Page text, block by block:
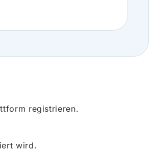
registrieren.
wird.